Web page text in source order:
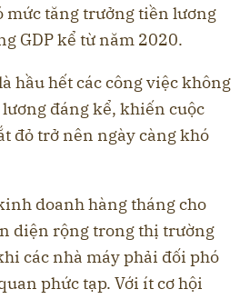
mức tăng trưởng tiền lương
GDP kể từ năm 2020.
hầu hết các công việc không
đáng kể, khiến cuộc
đỏ trở nên ngày càng khó
doanh hàng tháng cho
diện rộng trong thị trường
các nhà máy phải đối phó
phức tạp. Với ít cơ hội